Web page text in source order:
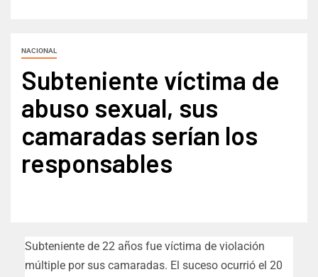
NACIONAL
Subteniente víctima de
abuso sexual, sus
camaradas serían los
responsables
Subteniente de 22 años fue víctima de violación
múltiple por sus camaradas. El suceso ocurrió el 20